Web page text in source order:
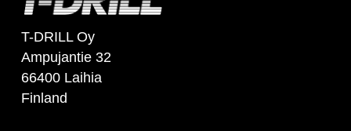
T-DRILL Oy
Ampujantie 32
66400 Laihia
Finland